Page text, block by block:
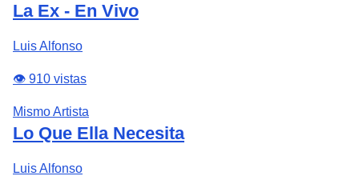
La Ex - En Vivo
Luis Alfonso
👁️ 910 vistas
Mismo Artista
Lo Que Ella Necesita
Luis Alfonso